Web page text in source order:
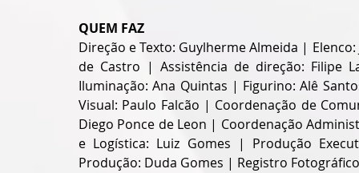
QUEM FAZ
Direção e Texto: Guylherme Almeida |
de Castro | Assistência de direção: Filipe
Iluminação: Ana Quintas | Figurino: Alê
Visual: Paulo Falcão | Coordenação de
Diego Ponce de Leon | Coordenação
e Logística: Luiz Gomes | Produção
Produção: Duda Gomes | Registro